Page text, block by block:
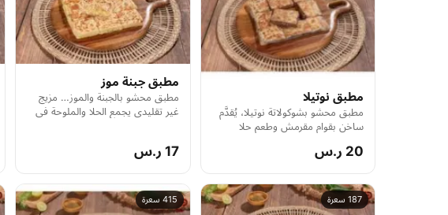
مطبق نوتيلا
مطبق محشو بشوكولاتة نوتيلا، يُقدَّم
ساخن بقوام مقرمش وطعم حلا
20 ر.س
مطبق جبنة موز
مطبق محشو بالجبنة والموز… مزيج
غير تقليدي يجمع الحلا والملوحة في
17 ر.س
187 سعرة 415 سعرة